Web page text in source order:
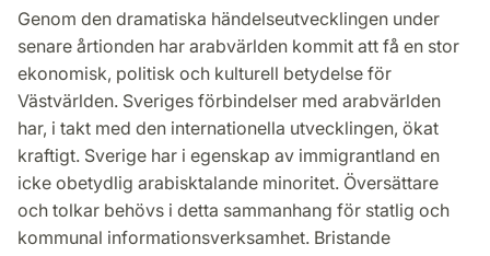
Genom den dramatiska händelseutvecklingen under
senare årtionden har arabvärlden kommit att få en stor
ekonomisk, politisk och kulturell betydelse för
Västvärlden. Sveriges förbindelser med arabvärlden
har, i takt med den internationella utvecklingen, ökat
kraftigt. Sverige har i egenskap av immigrantland en
icke obetydlig arabisktalande minoritet. Översättare
och tolkar behövs i detta sammanhang för statlig och
kommunal informationsverksamhet. Bristande